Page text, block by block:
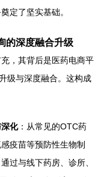
定了坚实基础。
的深度融合升级
，其背后是医药电商平
级与深度融合。这构成
化：从常见的OTC药
疫苗等预防性生物制
过与线下药房、诊所、